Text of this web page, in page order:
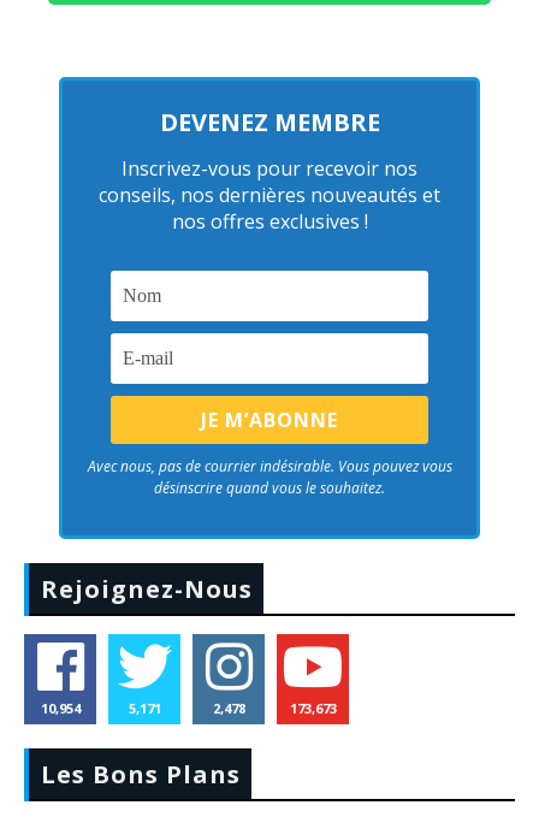
DEVENEZ MEMBRE
Inscrivez-vous pour recevoir nos
conseils, nos dernières nouveautés et
nos offres exclusives !
Avec nous, pas de courrier indésirable. Vous pouvez vous
désinscrire quand vous le souhaitez.
Rejoignez-Nous
10,954 5,171 2,478 173,673
Les Bons Plans